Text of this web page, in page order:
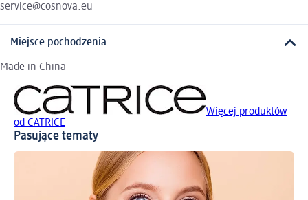
service@cosnova.eu
Miejsce pochodzenia
Made in China
Więcej produktów
od CATRICE
Pasujące tematy